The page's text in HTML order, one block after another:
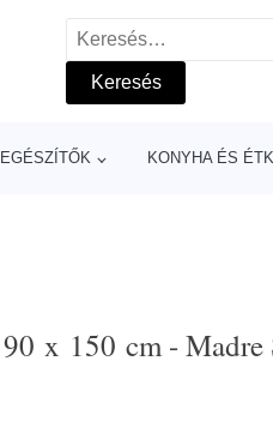
Keresés:
KONYHA ÉS
x 150 cm - Madre